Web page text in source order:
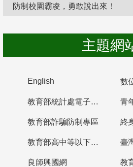
防制校園霸凌，勇敢說出來！
主題網
English 數
教育部統計處電子書櫃
教育部詐騙防制專區 終
教育部高中等以下學校及幼兒園教師資格檢定考試
良師興國網
教